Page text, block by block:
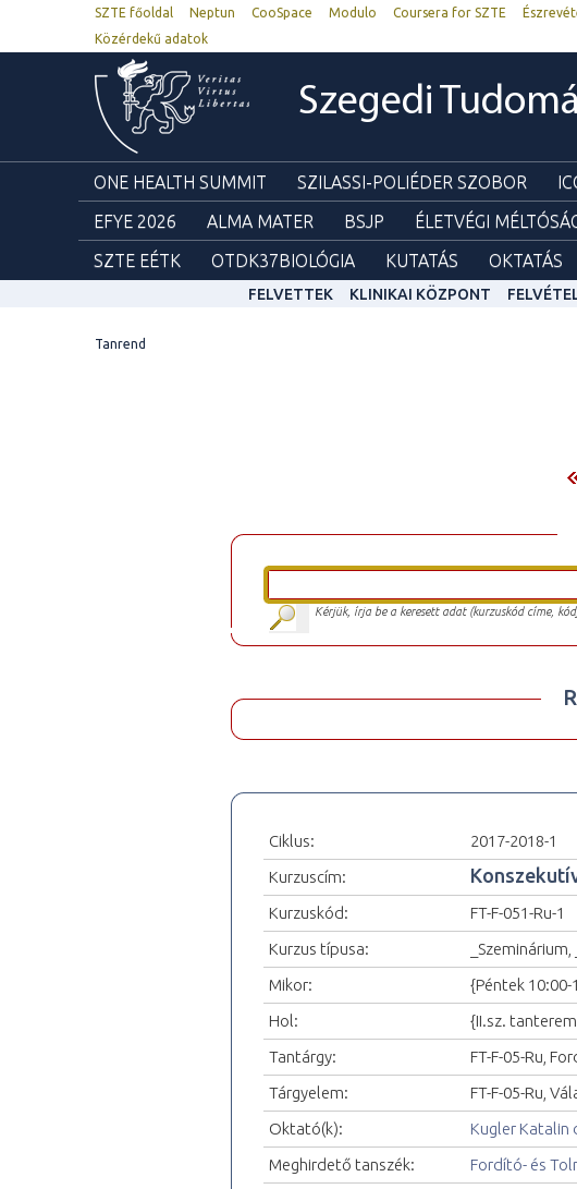
SZTE főoldal Neptun CooSpace Modulo Coursera for SZTE
Közérdekű adatok
Szegedi
ONE HEALTH SUMMIT SZILASSI-POLIÉDER SZOBOR
EFYE 2026
ALMA MATER BSJP ÉLETVÉGI
SZTE EÉTK
OTDK37BIOLÓGIA KUTATÁS OKTATÁS
FELVETTEK KLINIKAI KÖZPONT
Tanrend
Kérjük, írja be a keresett adat (kurzuskód címe,
Ciklus:
2017-2018-1
Kurzuscím:
Kurzuskód:
FT-F-051-Ru-1
Kurzus típusa:
Mikor:
{Péntek 10:00-
Hol:
{II.sz.
Tantárgy:
FT-F-05-Ru,
Tárgyelem:
FT-F-05-Ru,
Oktató(k):
Kugler Katalin
Meghirdető tanszék:
Fordító- és